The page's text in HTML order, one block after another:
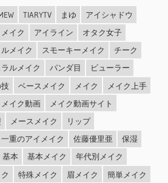
TIARYTV まゆ
アイシャドウ
イク アイライン
オタク女子
メイク スモーキーメイク
チーク
ルメイク パンダ目
ビューラー
ベースメイク メイク
メイク上手
メイク動画
メイク動画サイト
メースメイク
リップ
一重のアイメイク 佐藤優里亜
保湿
基本 基本メイク
年代別メイク
特殊メイク 眉メイク
簡単メイク